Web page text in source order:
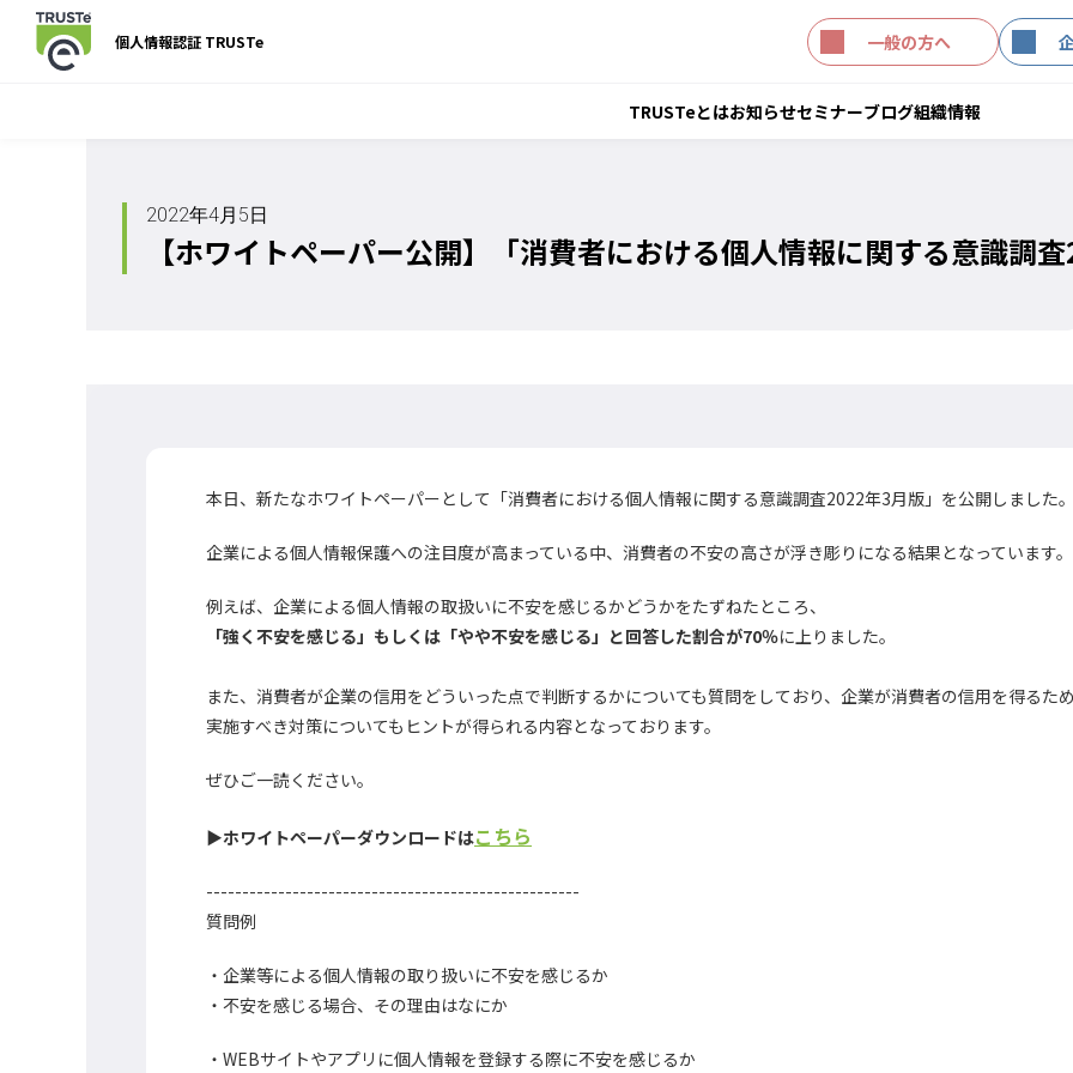
個人情報認証 TRUSTe 一般の方へ
TRUSTeとはお知らせセミナーブログ組織情報
2022年4月5日
【ホワイトペーパー公開】「消費者における個人情報に関する意識調
本日、新たなホワイトペーパーとして「消費者における個人情報に関する意識調査2022年3月版」を公開しました
企業による個人情報保護への注目度が高まっている中、消費者の不安の高さが浮き彫りになる結果となっています。
例えば、企業による個人情報の取扱いに不安を感じるかどうかをたずねたところ、
「強く不安を感じる」もしくは「やや不安を感じる」と回答した割合が70％に上りました。
また、消費者が企業の信用をどういった点で判断するかについても質問をしており、企業が消費者の信用を得るた
実施すべき対策についてもヒントが得られる内容となっております。
ぜひご一読ください。
▶ホワイトペーパーダウンロードはこちら
----------------------------------------------------
質問例
・企業等による個人情報の取り扱いに不安を感じるか
・不安を感じる場合、その理由はなにか
・WEBサイトやアプリに個人情報を登録する際に不安を感じるか